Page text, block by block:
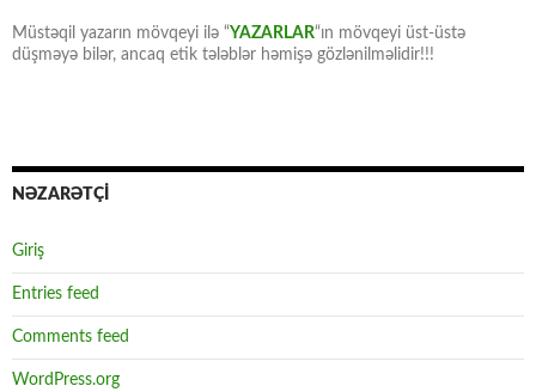
Müstəqil yazarın mövqeyi ilə “YAZARLAR“ın mövqeyi üst-üstə
düşməyə bilər, ancaq etik tələblər həmişə gözlənilməlidir!!!
NƏZARƏTÇİ
Giriş
Entries feed
Comments feed
WordPress.org